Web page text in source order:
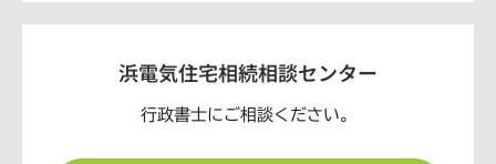
浜電気住宅相続相談センター
行政書士にご相談ください。